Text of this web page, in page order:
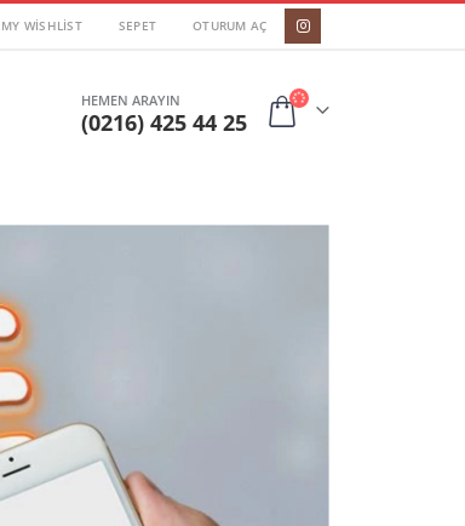
MY WISHLIST SEPET OTURUM AÇ
HEMEN ARAYIN
(0216) 425 44 25